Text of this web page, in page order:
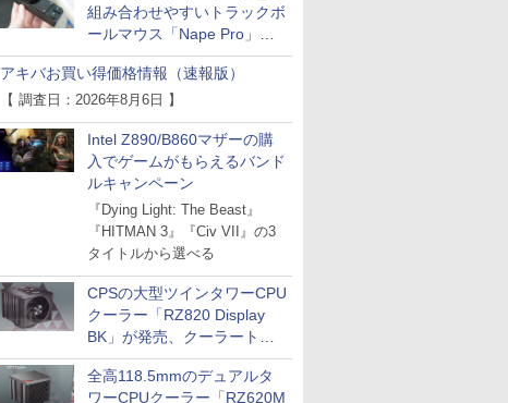
組み合わせやすいトラックボ
ールマウス「Nape Pro」が
Keychronから
アキバお買い得価格情報（速報版）
【 調査日：2026年8月6日 】
Intel Z890/B860マザーの購
入でゲームがもらえるバンド
ルキャンペーン
『Dying Light: The Beast』
『HITMAN 3』『Civ VII』の3
タイトルから選べる
CPSの大型ツインタワーCPU
クーラー「RZ820 Display
BK」が発売、クーラートッ
プに5インチ液晶搭載
全高118.5mmのデュアルタ
ワーCPUクーラー「RZ620M